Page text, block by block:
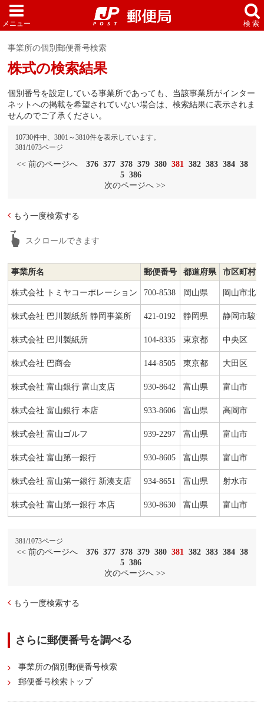
事業所の個別郵便番号検索
株式の検索結果
個別番号を設定している事業所であっても、当該事業所がインター
ネットへの掲載を希望されていない場合は、検索結果に表示されま
せんのでご了承ください。
10730件中、3801～3810件を表示しています。
381/1073ページ
<< 前のページへ 376 377 378 379 380 381 382 383 384 38
5 386
次のページへ >>
もう一度検索する
事業所名 郵便番号 都道府県 市区町村
株式会社 トミヤコーポレーション 700-8538 岡山県 岡山市北区
株式会社 巴川製紙所 静岡事業所 421-0192 静岡県 静岡市駿
株式会社 巴川製紙所 104-8335 東京都 中央区
株式会社 巴商会 144-8505 東京都 大田区
株式会社 富山銀行 富山支店 930-8642 富山県 富山市
株式会社 富山銀行 本店 933-8606 富山県 高岡市
株式会社 富山ゴルフ 939-2297 富山県 富山市
株式会社 富山第一銀行 930-8605 富山県 富山市
株式会社 富山第一銀行 新湊支店 934-8651 富山県 射水市
株式会社 富山第一銀行 本店 930-8630 富山県 富山市
381/1073ページ
<< 前のページへ 376 377 378 379 380 381 382 383 384 38
5 386
次のページへ >>
もう一度検索する
さらに郵便番号を調べる
事業所の個別郵便番号検索
郵便番号検索トップ